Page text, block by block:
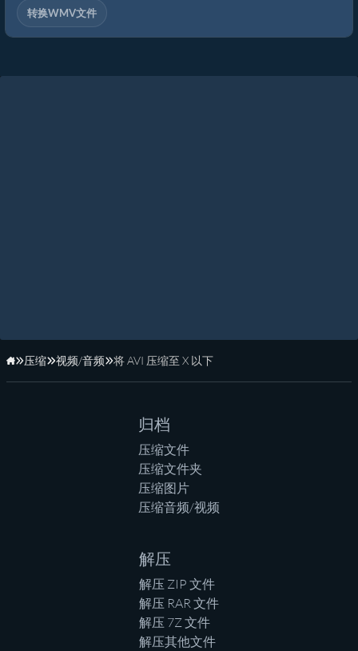
转换WMV文件
主页
压缩 视频/音频 将 AVI 压缩至 X 以下
归档
压缩文件
压缩文件夹
压缩图片
压缩音频/视频
解压
解压 ZIP 文件
解压 RAR 文件
解压 7Z 文件
解压其他文件